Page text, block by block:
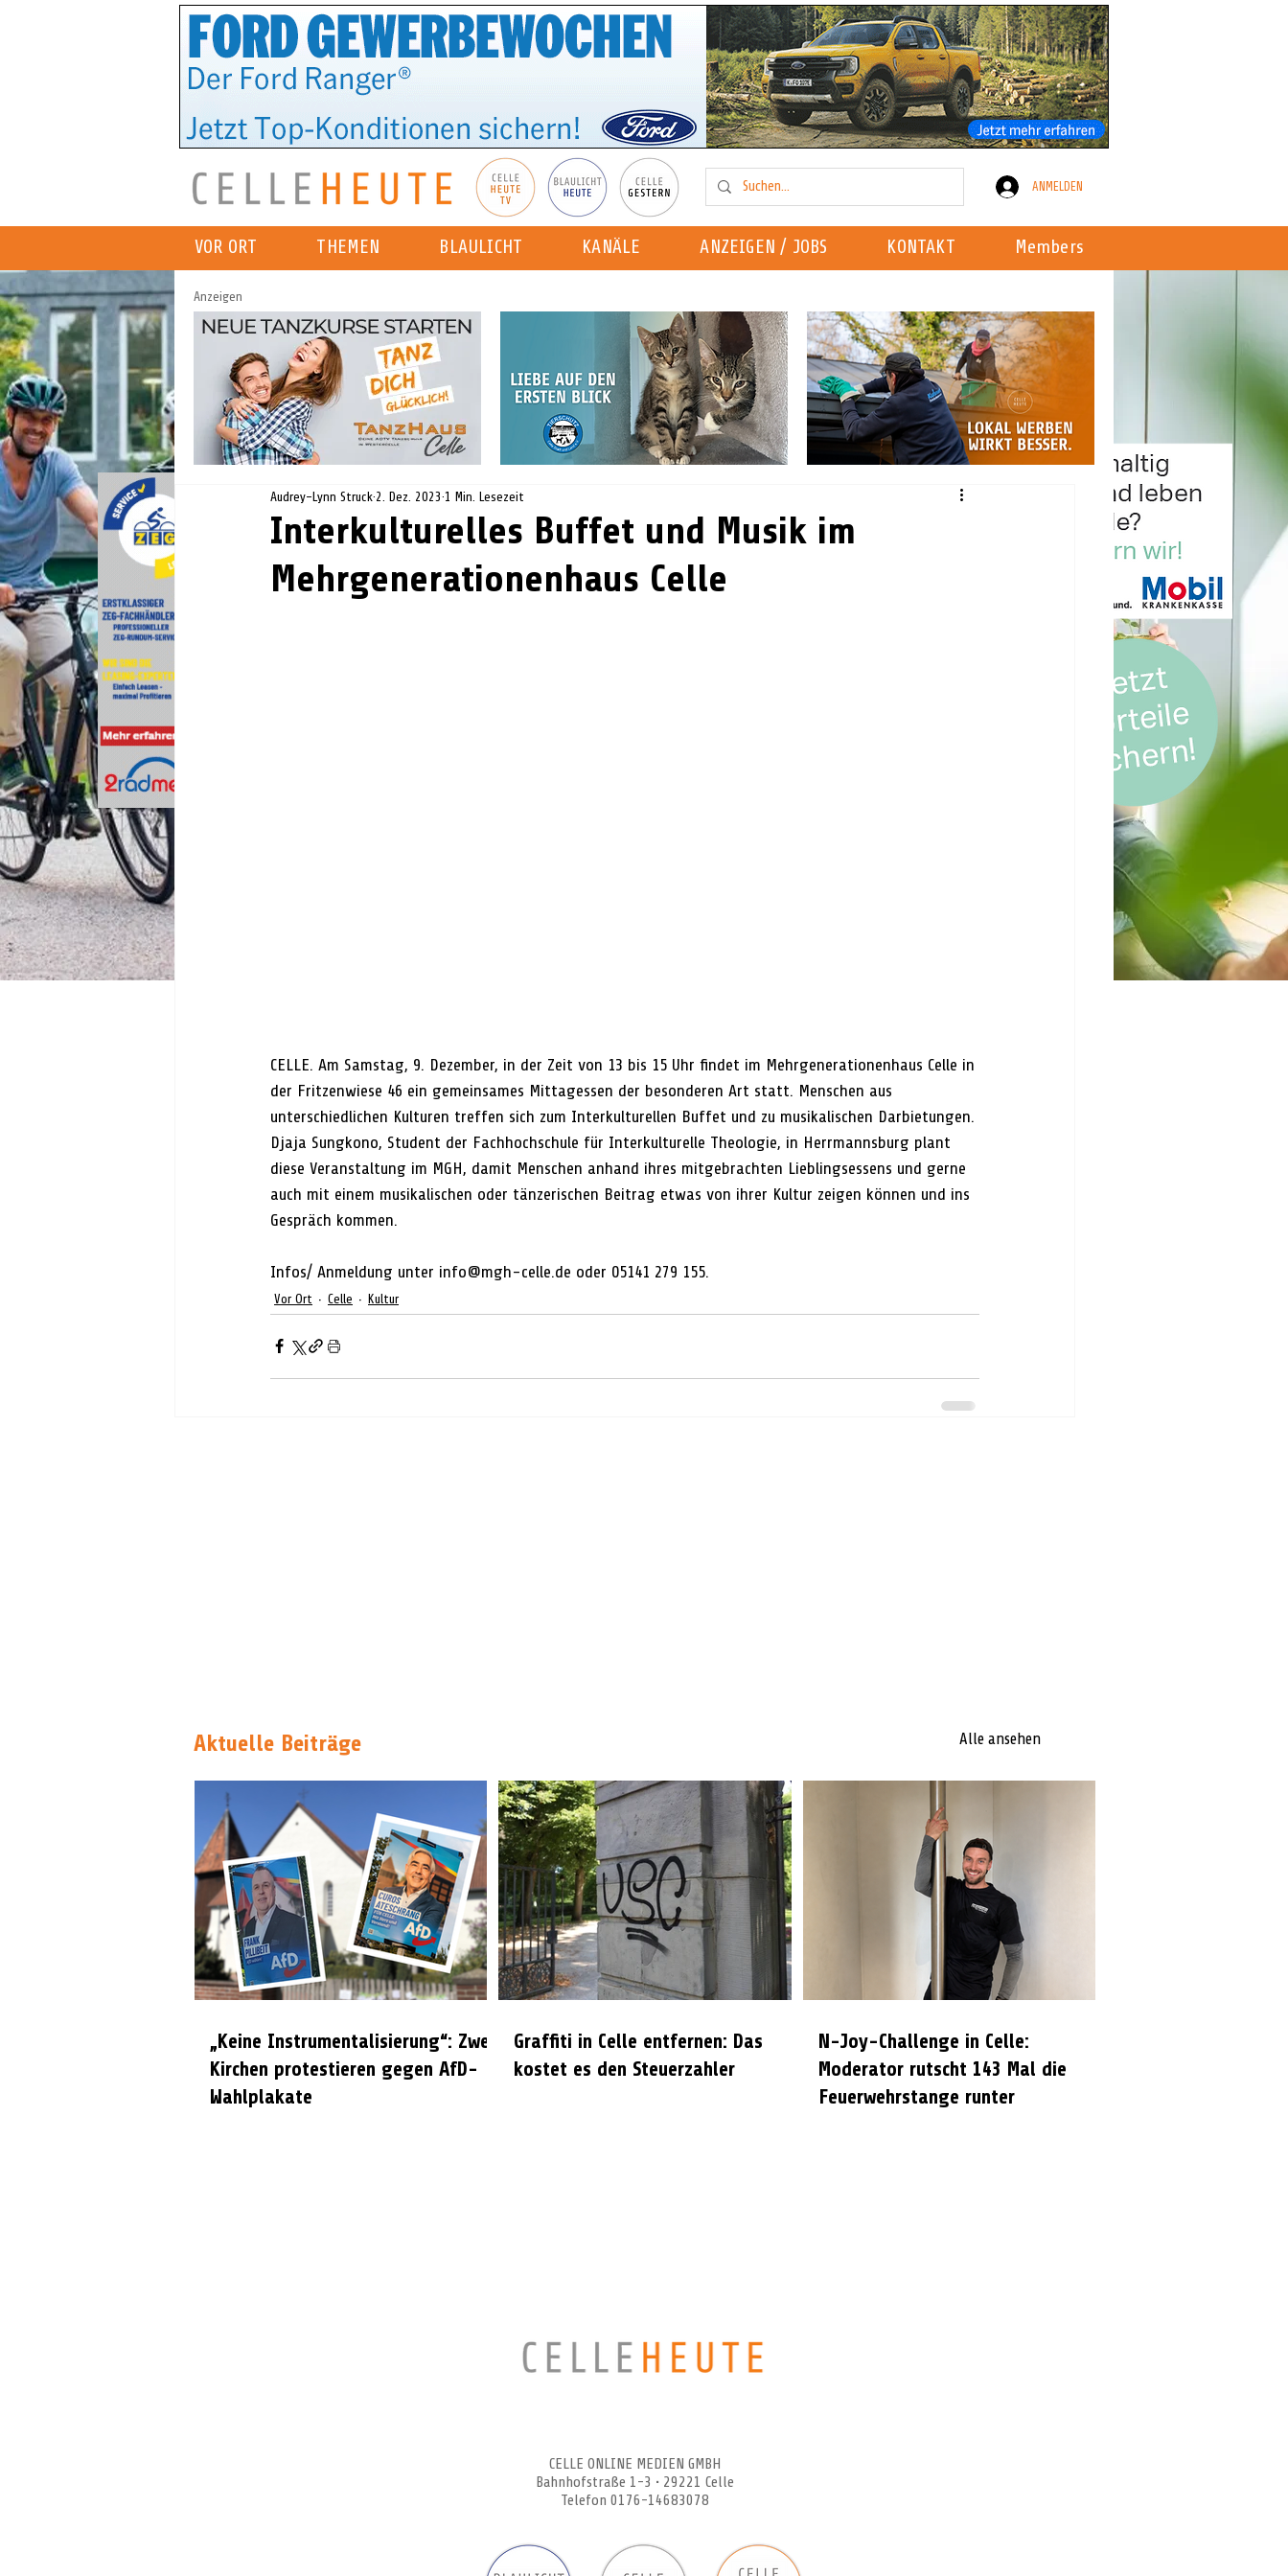
ANMELDEN
VOR ORT THEMEN BLAULICHT KANÄLE ANZEIGEN / JOBS KONTAKT Members
Anzeigen
Interkulturelles Buffet und Musik im
Mehrgenerationenhaus Celle
Audrey-Lynn Struck 2. Dez. 2023 1 Min. Lesezeit
CELLE. Am Samstag, 9. Dezember, in der Zeit von 13 bis 15 Uhr findet im Mehrgenerationenhaus Celle in
der Fritzenwiese 46 ein gemeinsames Mittagessen der besonderen Art statt. Menschen aus
unterschiedlichen Kulturen treffen sich zum Interkulturellen Buffet und zu musikalischen Darbietungen.
Djaja Sungkono, Student der Fachhochschule für Interkulturelle Theologie, in Herrmannsburg plant
diese Veranstaltung im MGH, damit Menschen anhand ihres mitgebrachten Lieblingsessens und gerne
auch mit einem musikalischen oder tänzerischen Beitrag etwas von ihrer Kultur zeigen können und ins
Gespräch kommen.
Infos/ Anmeldung unter info@mgh-celle.de oder 05141 279 155.
Vor Ort Celle Kultur
Aktuelle Beiträge Alle ansehen
„Keine Instrumentalisierung“: Zwei
Kirchen protestieren gegen AfD-
Wahlplakate
Graffiti in Celle entfernen: Das
kostet es den Steuerzahler
N-Joy-Challenge in Celle:
Moderator rutscht 143 Mal die
Feuerwehrstange runter
CELLE ONLINE MEDIEN GMBH
Bahnhofstraße 1-3 • 29221 Celle
Telefon 0176-14683078